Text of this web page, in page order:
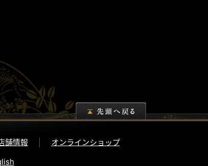
舗情報
オンラインショップ